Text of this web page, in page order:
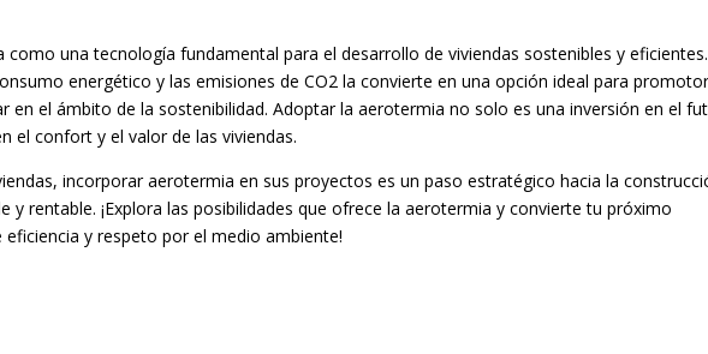
una tecnología fundamental para el desarrollo de viviendas sostenibles y
energético y las emisiones de CO2 la convierte en una opción ideal para
en el ámbito de la sostenibilidad. Adoptar la aerotermia no solo es una inversión en el
el confort y el valor de las viviendas.
incorporar aerotermia en sus proyectos es un paso estratégico hacia la
y rentable. ¡Explora las posibilidades que ofrece la aerotermia y convierte tu próximo
y respeto por el medio ambiente!